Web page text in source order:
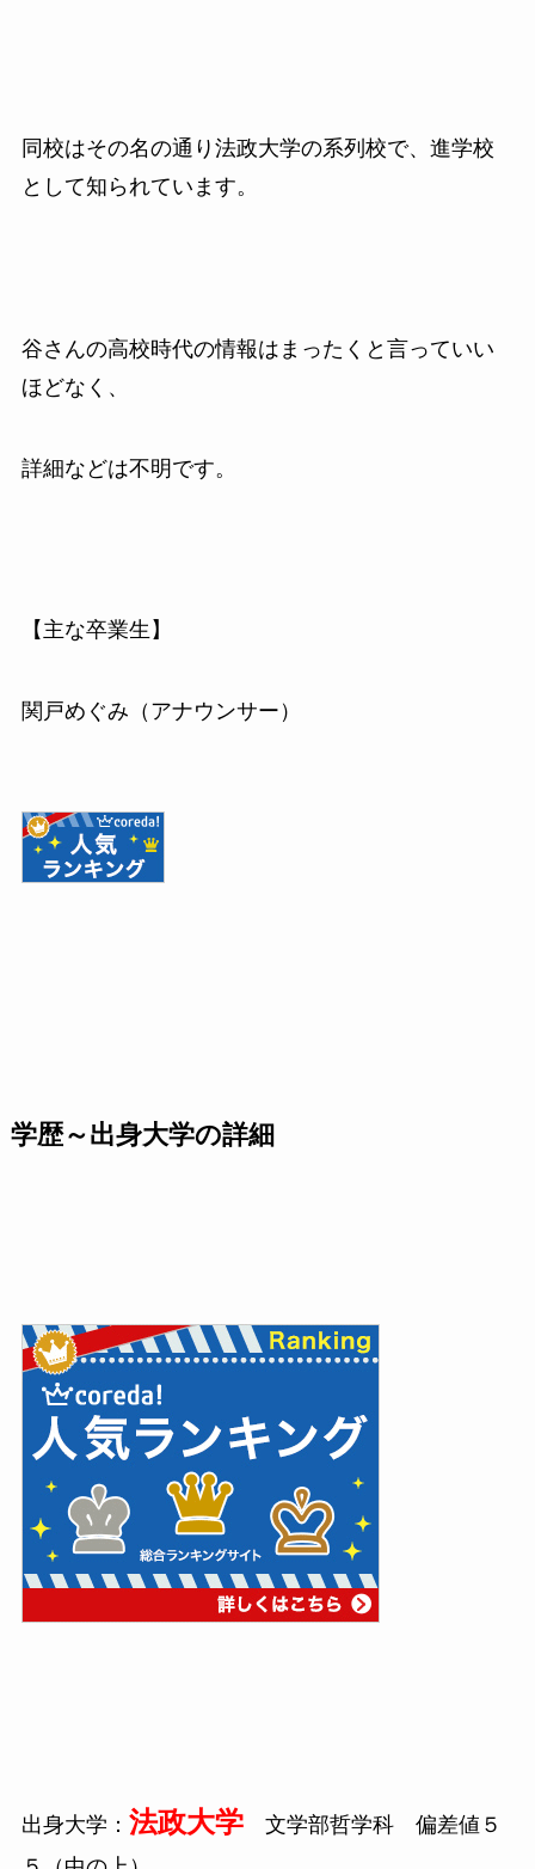
同校はその名の通り法政大学の系列校で、進学校
として知られています。
谷さんの高校時代の情報はまったくと言っていい
ほどなく、
詳細などは不明です。
【主な卒業生】
関戸めぐみ（アナウンサー）
学歴～出身大学の詳細
出身大学： 法政大学文学部哲学科 偏差値５